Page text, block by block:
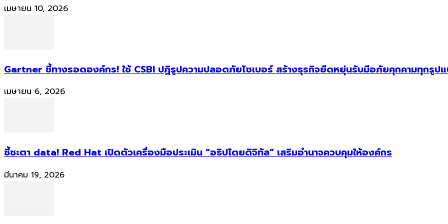
เมษายน 10, 2026
Gartner ชี้ทางรอดองค์กร! ใช้ CSBI ปฏิรูปความปลอดภัยไซเบอร์ สร้างธุรกิจยืดหยุ่นรับมือภัยคุกคามทุกรูป
เมษายน 6, 2026
ชี้ชะตา data! Red Hat เปิดตัวเครื่องมือประเมิน “อธิปไตยดิจิทัล” เสริมอำนาจควบคุมให้องค์กร
มีนาคม 19, 2026